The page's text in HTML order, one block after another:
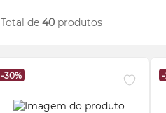
Total de40 produtos
-30%